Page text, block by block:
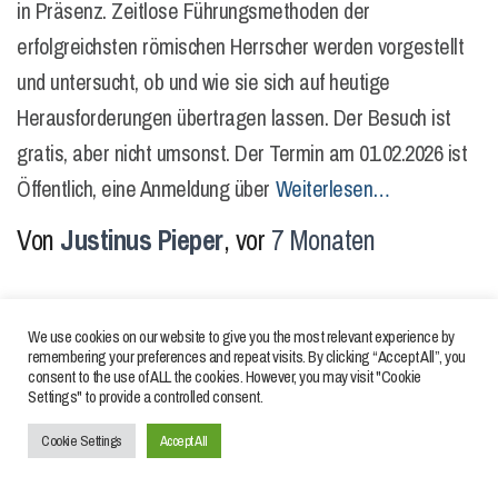
in Präsenz. Zeitlose Führungsmethoden der
erfolgreichsten römischen Herrscher werden vorgestellt
und untersucht, ob und wie sie sich auf heutige
Herausforderungen übertragen lassen. Der Besuch ist
gratis, aber nicht umsonst. Der Termin am 01.02.2026 ist
Öffentlich, eine Anmeldung über Weiterlesen…
Von Justinus Pieper, vor 7 Monaten
IMPRESSUM
We use cookies on our website to give you the most relevant experience by
remembering your preferences and repeat visits. By clicking “Accept All”, you
consent to the use of ALL the cookies. However, you may visit "Cookie
Settings" to provide a controlled consent.
Cookie Settings Accept All